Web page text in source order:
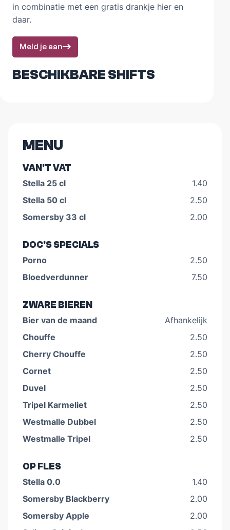
in combinatie met een gratis drankje hier en
daar.
Meld je aan
BESCHIKBARE SHIFTS
MENU
VAN'T VAT
Stella 25 cl
1.40
Stella 50 cl
2.50
Somersby 33 cl
2.00
DOC'S SPECIALS
Porno
2.50
Bloedverdunner
7.50
ZWARE BIEREN
Bier van de maand
Afhankelijk
Chouffe
2.50
Cherry Chouffe
2.50
Cornet
2.50
Duvel
2.50
Tripel Karmeliet
2.50
Westmalle Dubbel
2.50
Westmalle Tripel
2.50
OP FLES
Stella 0.0
1.40
Somersby Blackberry
2.00
Somersby Apple
2.00